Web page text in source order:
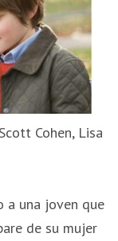
Cohen, Lisa
a una joven que
de su mujer